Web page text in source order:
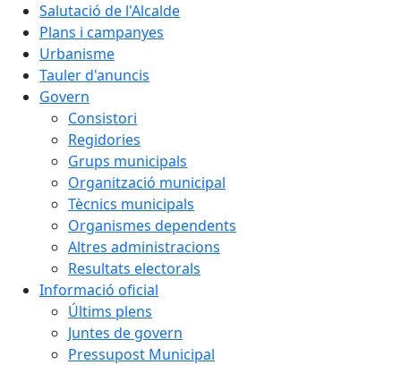
Salutació de l'Alcalde
Plans i campanyes
Urbanisme
Tauler d'anuncis
Govern
Consistori
Regidories
Grups municipals
Organització municipal
Tècnics municipals
Organismes dependents
Altres administracions
Resultats electorals
Informació oficial
Últims plens
Juntes de govern
Pressupost Municipal